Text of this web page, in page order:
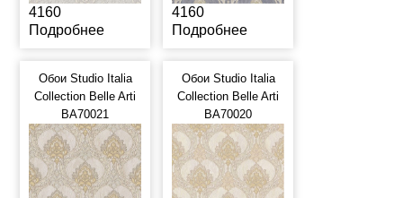
4160
Подробнее
4160
Подробнее
Обои Studio Italia
Collection Belle Arti
BA70021
Обои Studio Italia
Collection Belle Arti
BA70020